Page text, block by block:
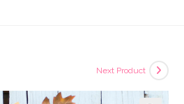
Next Product